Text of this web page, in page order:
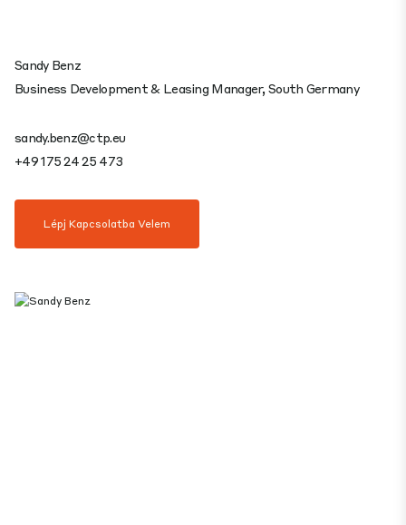
Sandy Benz
Business Development & Leasing Manager, South Germany
sandy.benz@ctp.eu
+49 175 24 25 473
Lépj Kapcsolatba Velem